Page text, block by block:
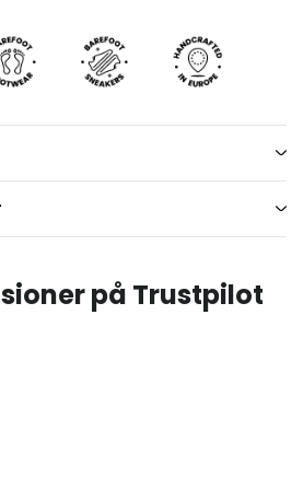
på Trustpilot